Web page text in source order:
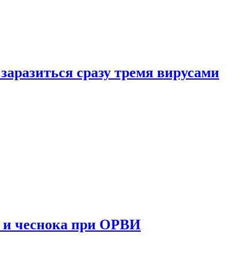
сразу тремя вирусами
и чеснока при ОРВИ